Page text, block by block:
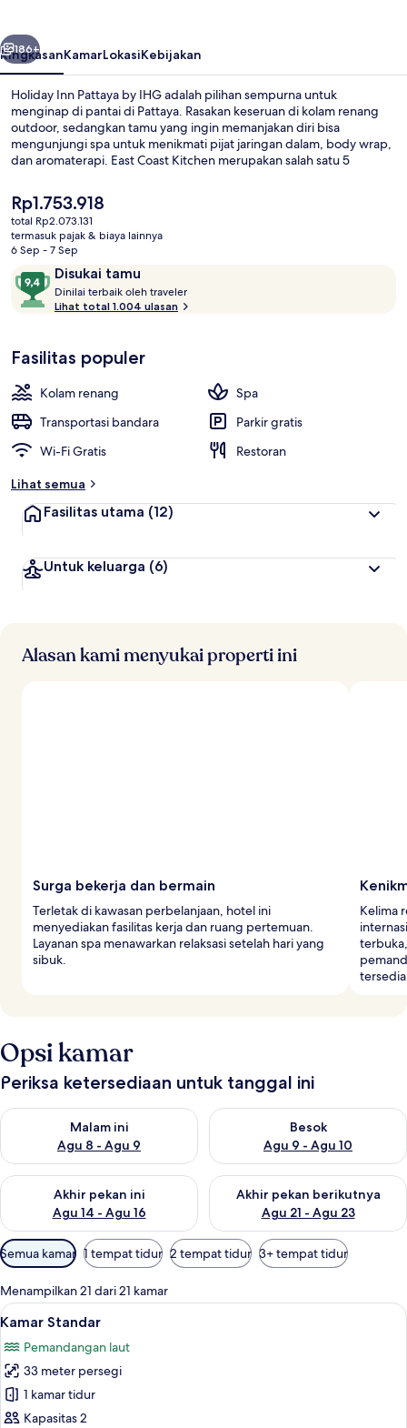
Berikutnya
186+
RingkasanKamarLokasiKebijakan
Holiday Inn Pattaya by IHG adalah pilihan sempurna untuk
menginap di pantai di Pattaya. Rasakan keseruan di kolam renang
outdoor, sedangkan tamu yang ingin memanjakan diri bisa
mengunjungi spa untuk menikmati pijat jaringan dalam, body wrap,
dan aromaterapi. East Coast Kitchen merupakan salah satu 5
sarapan, makan siang, dan makan malam. Keunggulan lain di hotel
mewah ini meliputi teras rooftop, klub anak gratis, dan bar tepi
kolam renang. Staf dan kondisi keseluruhan mendapatkan nilai yang
baik dari para traveler.
Harga
saat
ini
Rp1.753.918
Rp1.753.918
total Rp2.073.131
termasuk pajak & biaya lainnya
6 Sep - 7 Sep
Ulasan Disukai tamu
9,4
dari
10,
tamu
Dinilai terbaik oleh traveler
i
r
a
Lihat total 1.004 ulasan
Fasilitas populer
Kolam renang
Spa
Transportasi bandara
Parkir gratis
Wi-Fi Gratis
Restoran
Lihat semua
Fasilitas utama (12)
Untuk keluarga (6)
Alasan kami menyukai properti ini
Surga bekerja dan bermain
Terletak di kawasan perbelanjaan, hotel ini
menyediakan fasilitas kerja dan ruang pertemuan.
Layanan spa menawarkan relaksasi setelah hari yang
sibuk.
Kelima
Opsi kamar
Periksa ketersediaan untuk tanggal ini
Malam ini
Agu 8 - Agu 9
Periksa ketersediaan untuk malam ini Agu 8 - Agu 9
Besok
Agu 9 - Agu 10
Periksa ketersediaan untuk
Akhir pekan ini
Agu 14 - Agu 16
Periksa ketersediaan untuk akhir pekan ini Agu 14 - Agu 16
Akhir pekan berikutnya
Agu 21 - Agu 23
Periksa ketersediaan untuk
Filter
tersedia
untuk
kamar
Semua kamar 1 tempat tidur 2 tempat tidur 3+ tempat tidur
Menampilkan 21 dari 21 kamar
Lihat
semua
foto
untuk
Kamar
Standar
Brankas, meja kerja, ruang kerja
3
Kamar Standar
Pemandangan laut
33 meter persegi
1 kamar tidur
Kapasitas 2